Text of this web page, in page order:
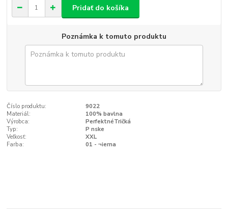
Pridať do košíka
Poznámka k tomuto produktu
Číslo produktu:
9022
Materiál:
100% bavlna
Výrobca:
PerfektnéTričká
Typ:
P nske
Veľkosť:
XXL
Farba:
01 - ¬ierna